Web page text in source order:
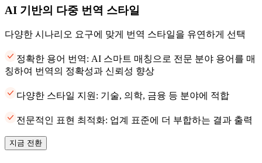
AI 기반의 다중 번역 스타일
다양한 시나리오 요구에 맞게 번역 스타일을 유연하게 선택
정확한 용어 번역: AI 스마트 매칭으로 전문 분야 용어를 매
칭하여 번역의 정확성과 신뢰성 향상
다양한 스타일 지원: 기술, 의학, 금융 등 분야에 적합
전문적인 표현 최적화: 업계 표준에 더 부합하는 결과 출력
지금 전환